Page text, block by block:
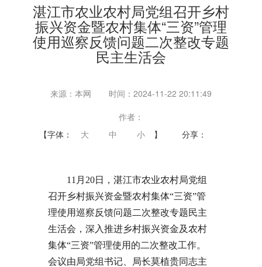
湛江市农业农村局党组召开乡村
振兴资金暨农村集体“三资”管理
使用巡察反馈问题二次整改专题
民主生活会
来源：本网
时间：2024-11-22 20:11:49
作者：
【字体：
大 中 小 】 分享：
11月20日，湛江市农业农村局党组
召开乡村振兴资金暨农村集体“三资”管
理使用巡察反馈问题二次整改专题民主
生活会，深入推进乡村振兴资金及农村
集体“三资”管理使用的二次整改工作。
会议由局党组书记、局长莫植贵同志主